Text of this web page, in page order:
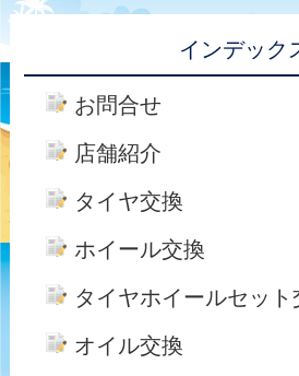
インデック
お問合せ
店舗紹介
タイヤ交換
ホイール交換
タイヤホイールセット
オイル交換